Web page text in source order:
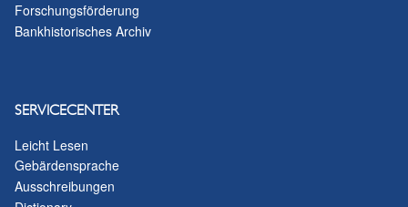
Forschungsförderung
Bankhistorisches Archiv
SERVICECENTER
Leicht Lesen
Gebärdensprache
Ausschreibungen